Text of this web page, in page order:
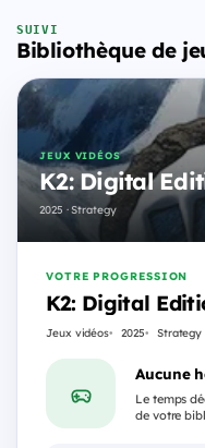
SUIVI
Bibliothèque de
JEUX VIDÉOS
K2: Digital
2025 · Strategy
VOTRE PROGRESSION
K2: Digital
Jeux vidéos 2025 Strategy
Aucune
Le temps
de votre